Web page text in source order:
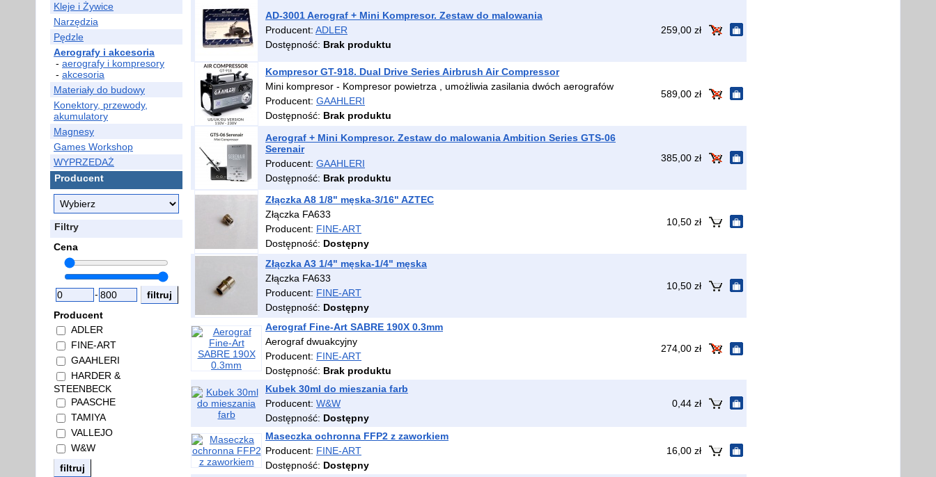
Kleje i Żywice
Narzędzia
Pędzle
Aerografy i akcesoria
- aerografy i kompresory
- akcesoria
Materiały do budowy
Konektory, przewody,
akumulatory
Magnesy
Games Workshop
WYPRZEDAŻ
Producent
Filtry
Cena
-
Producent
ADLER
FINE-ART
GAAHLERI
HARDER &
STEENBECK
PAASCHE
TAMIYA
VALLEJO
W&W
AD-3001 Aerograf + Mini Kompresor. Zestaw do malowania
Producent: ADLER
Dostępność: Brak produktu
259,00 zł
Kompresor GT-918. Dual Drive Series Airbrush Air Compressor
Mini kompresor - Kompresor powietrza , umożliwia zasilania dwóch aerografów
Producent: GAAHLERI
Dostępność: Brak produktu
589,00 zł
Aerograf + Mini Kompresor. Zestaw do malowania Ambition Series GTS-06
Serenair
Producent: GAAHLERI
Dostępność: Brak produktu
385,00 zł
Złączka A8 1/8" męska-3/16" AZTEC
Złączka FA633
Producent: FINE-ART
Dostępność: Dostępny
10,50 zł
Złączka A3 1/4" męska-1/4" męska
Złączka FA633
Producent: FINE-ART
Dostępność: Dostępny
10,50 zł
Aerograf Fine-Art SABRE 190X 0.3mm
Aerograf dwuakcyjny
Producent: FINE-ART
Dostępność: Brak produktu
274,00 zł
Kubek 30ml do mieszania farb
Producent: W&W
Dostępność: Dostępny
0,44 zł
Maseczka ochronna FFP2 z zaworkiem
Producent: FINE-ART
Dostępność: Dostępny
16,00 zł